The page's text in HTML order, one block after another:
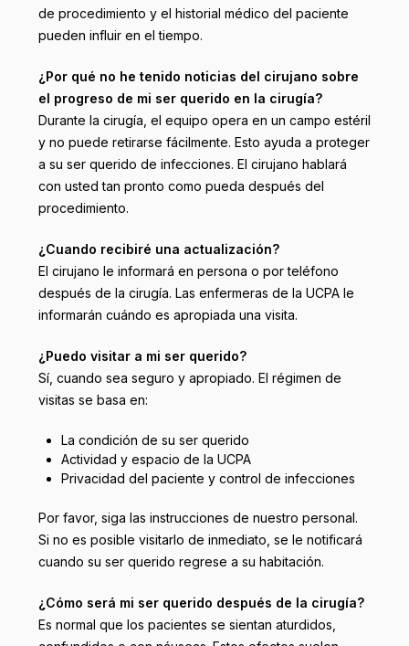
de procedimiento y el historial médico del paciente
pueden influir en el tiempo.
¿Por qué no he tenido noticias del cirujano sobre
el progreso de mi ser querido en la cirugía?
Durante la cirugía, el equipo opera en un campo estéril
y no puede retirarse fácilmente. Esto ayuda a proteger
a su ser querido de infecciones. El cirujano hablará
con usted tan pronto como pueda después del
procedimiento.
¿Cuando recibiré una actualización?
El cirujano le informará en persona o por teléfono
después de la cirugía. Las enfermeras de la UCPA le
informarán cuándo es apropiada una visita.
¿Puedo visitar a mi ser querido?
Sí, cuando sea seguro y apropiado. El régimen de
visitas se basa en:
La condición de su ser querido
Actividad y espacio de la UCPA
Privacidad del paciente y control de infecciones
Por favor, siga las instrucciones de nuestro personal.
Si no es posible visitarlo de inmediato, se le notificará
cuando su ser querido regrese a su habitación.
¿Cómo será mi ser querido después de la cirugía?
Es normal que los pacientes se sientan aturdidos,